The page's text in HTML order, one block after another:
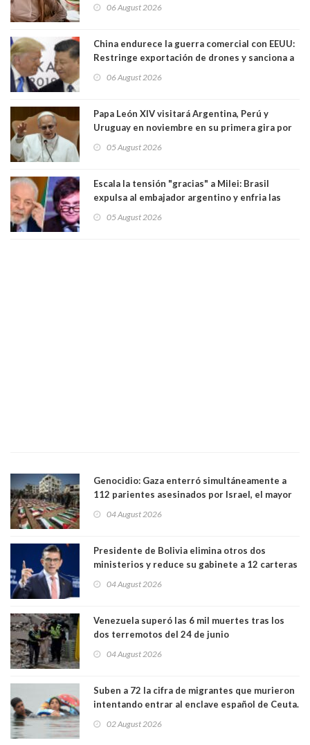
06 August 2026
China endurece la guerra comercial con EEUU:
Restringe exportación de drones y sanciona a
06 August 2026
Papa León XIV visitará Argentina, Perú y
Uruguay en noviembre en su primera gira por
05 August 2026
Escala la tensión "gracias" a Milei: Brasil
expulsa al embajador argentino y enfria las
trasandino
05 August 2026
Genocidio: Gaza enterró simultáneamente a
112 parientes asesinados por Israel, el mayor
muertos figuran 44 niños y nueve ancianos
04 August 2026
Presidente de Bolivia elimina otros dos
ministerios y reduce su gabinete a 12 carteras
04 August 2026
Venezuela superó las 6 mil muertes tras los
dos terremotos del 24 de junio
04 August 2026
Suben a 72 la cifra de migrantes que murieron
intentando entrar al enclave español de Ceuta.
02 August 2026